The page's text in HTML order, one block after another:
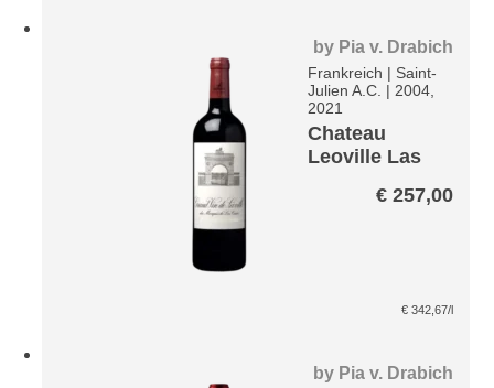
by Pia v. Drabich
Frankreich | Saint-
Julien A.C. | 2004,
2021
Chateau
Leoville Las
Cru – St.
€ 257,00
€ 342,67/l
by Pia v. Drabich